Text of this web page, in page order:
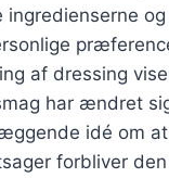
ingredienserne
af dressing
har ændret
idé om
forbliver